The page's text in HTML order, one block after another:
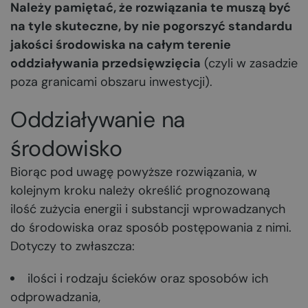
Należy pamiętać, że rozwiązania te muszą być
na tyle skuteczne, by nie pogorszyć standardu
jakości środowiska na całym terenie
oddziaływania przedsięwzięcia (czyli w zasadzie
poza granicami obszaru inwestycji).
Oddziaływanie na
środowisko
Biorąc pod uwagę powyższe rozwiązania, w
kolejnym kroku należy określić prognozowaną
ilość zużycia energii i substancji wprowadzanych
do środowiska oraz sposób postępowania z nimi.
Dotyczy to zwłaszcza:
ilości i rodzaju ścieków oraz sposobów ich
odprowadzania,